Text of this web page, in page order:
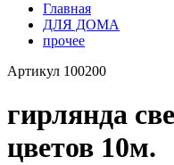
Главная
ДЛЯ ДОМА
прочее
Артикул 100200
гирлянда
цветов 10м.